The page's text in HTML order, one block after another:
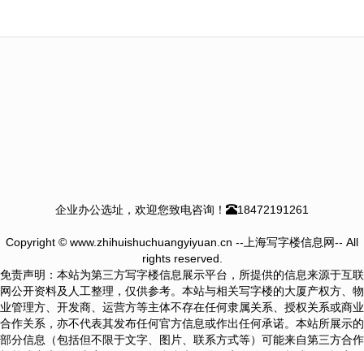
企业办公选址，欢迎您致电咨询！ 18472191261
Copyright © www.zhihuishuchuangyiyuan.cn --上海写字楼信息网-- All
rights reserved.
免责声明：本站为第三方写字楼信息展示平台，所提供的信息来源于互联
网公开资料及人工整理，仅供参考。本站与相关写字楼的大厦产权方、物
业管理方、开发商、运营方等主体不存在任何隶属关系、授权关系或商业
合作关系，亦不代表其发布任何官方信息或作出任何承诺。本站所展示的
部分信息（包括但不限于文字、图片、联系方式等）可能来自第三方合作